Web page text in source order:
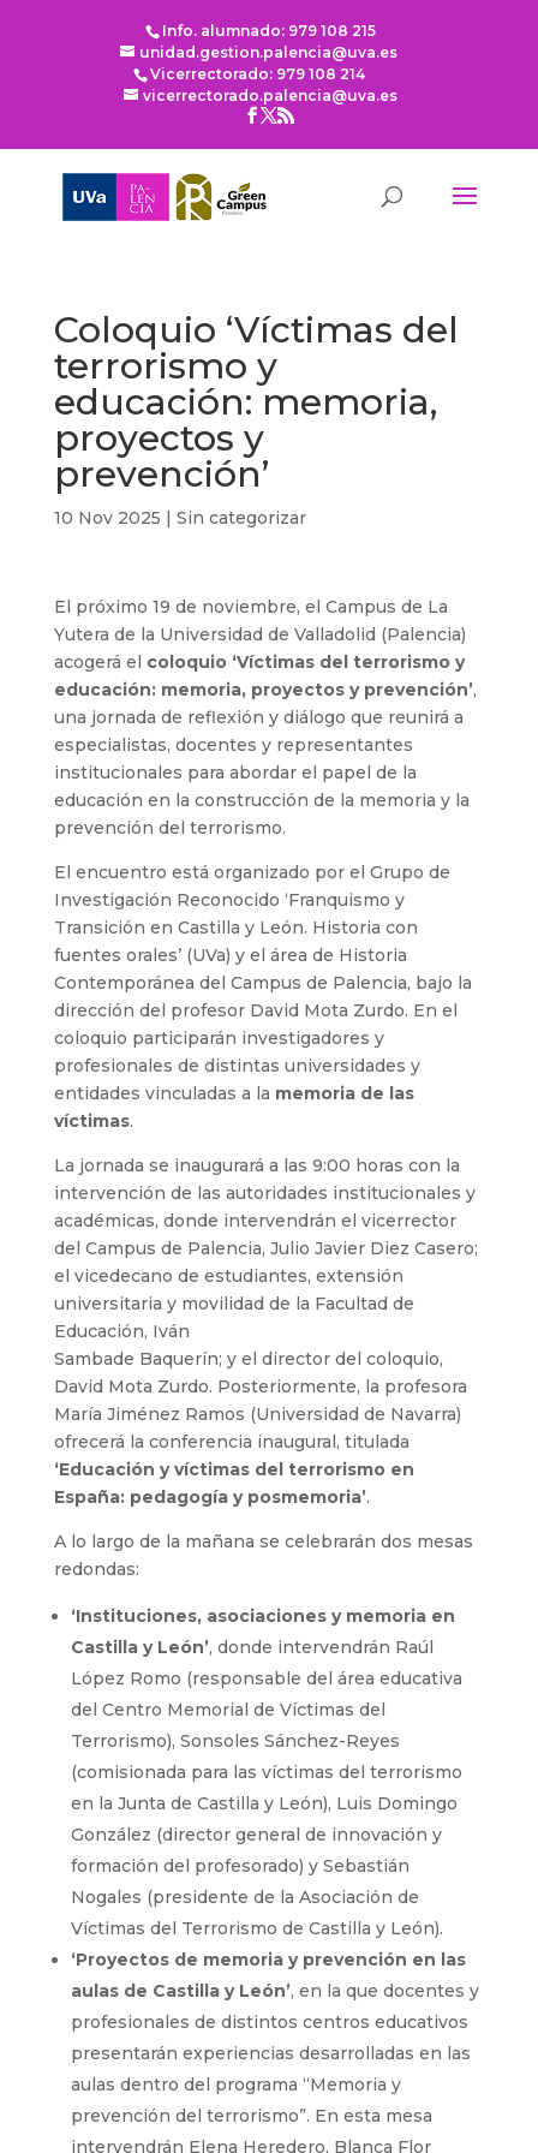
Info. alumnado: 979 108 215
unidad.gestion.palencia@uva.es
Vicerrectorado: 979 108 214
vicerrectorado.palencia@uva.es
Coloquio ‘Víctimas del
terrorismo y
educación: memoria,
proyectos y
prevención’
10 Nov 2025 | Sin categorizar
El próximo 19 de noviembre, el Campus de La
Yutera de la Universidad de Valladolid (Palencia)
acogerá el coloquio ‘Víctimas del terrorismo y
educación: memoria, proyectos y prevención’,
una jornada de reflexión y diálogo que reunirá a
especialistas, docentes y representantes
institucionales para abordar el papel de la
educación en la construcción de la memoria y la
prevención del terrorismo.
El encuentro está organizado por el Grupo de
Investigación Reconocido ‘Franquismo y
Transición en Castilla y León. Historia con
fuentes orales’ (UVa) y el área de Historia
Contemporánea del Campus de Palencia, bajo la
dirección del profesor David Mota Zurdo. En el
coloquio participarán investigadores y
profesionales de distintas universidades y
entidades vinculadas a la memoria de las
víctimas.
La jornada se inaugurará a las 9:00 horas con la
intervención de las autoridades institucionales y
académicas, donde intervendrán el vicerrector
del Campus de Palencia, Julio Javier Diez Casero;
el vicedecano de estudiantes, extensión
universitaria y movilidad de la Facultad de
Educación, Iván
Sambade Baquerín; y el director del coloquio,
David Mota Zurdo. Posteriormente, la profesora
María Jiménez Ramos (Universidad de Navarra)
ofrecerá la conferencia inaugural, titulada
‘Educación y víctimas del terrorismo en
España: pedagogía y posmemoria’.
A lo largo de la mañana se celebrarán dos mesas
redondas:
‘Instituciones, asociaciones y memoria en
Castilla y León’, donde intervendrán Raúl
López Romo (responsable del área educativa
del Centro Memorial de Víctimas del
Terrorismo), Sonsoles Sánchez-Reyes
(comisionada para las víctimas del terrorismo
en la Junta de Castilla y León), Luis Domingo
González (director general de innovación y
formación del profesorado) y Sebastián
Nogales (presidente de la Asociación de
Víctimas del Terrorismo de Castilla y León).
‘Proyectos de memoria y prevención en las
aulas de Castilla y León’, en la que docentes y
profesionales de distintos centros educativos
presentarán experiencias desarrolladas en las
aulas dentro del programa “Memoria y
prevención del terrorismo”. En esta mesa
intervendrán Elena Heredero, Blanca Flor